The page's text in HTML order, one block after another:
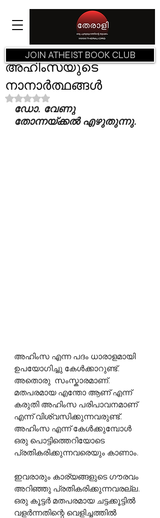
JOIN ATHEIST BOOK CLUB
അഹിംസയുടെ
നാനാർത്ഥങ്ങൾ
Rated NaN out of 5 stars.
ഡോ. വേണു
തോന്നയ്ക്കൽ എഴുതുന്നു.
അഹിംസ എന്ന പദം ധാരാളമായി
ഉപയോഗിച്ചു കേൾക്കാറുണ്ട്.
അതൊരു  സംസ്കാരമാണ്.
മതപരമായ എന്തോ ആണ് എന്ന്
കരുതി അഹിംസ പരിപാവനമാണ്
എന്ന് വിശ്വസിക്കുന്നവരുണ്ട്.
അഹിംസ എന്ന് കേൾക്കുമ്പോൾ
ഒരു പൊട്ടിത്തെറിയോടെ
പ്രതികരിക്കുന്നവരെയും കാണാം.
ഇവരാരും കാര്യങ്ങളുടെ ഗൗരവം
അറിഞ്ഞു പ്രതികരിക്കുന്നവരല്ല.
ഒരു കൂട്ടർ മതപരമായ ചട്ടക്കൂട്ടിൽ
വളർന്നതിന്റെ വെളിച്ചത്തിൽ